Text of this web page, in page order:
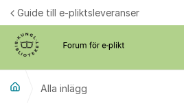
Hoppa till innehåll
Guide till e-pliktsleveranser
Alla inlägg